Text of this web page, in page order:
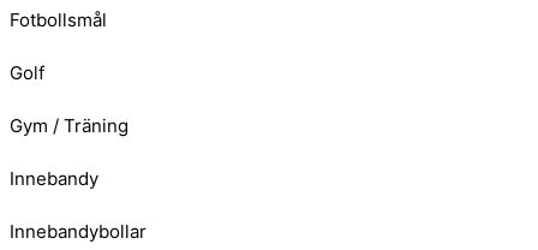
Fotbollsmål
Golf
Gym / Träning
Innebandy
Innebandybollar